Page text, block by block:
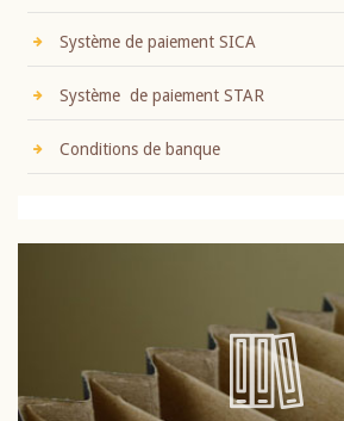
Système de paiement SICA
Système de paiement STAR
Conditions de banque